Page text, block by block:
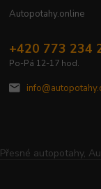
Autopotahy.online
+420 773 234
Po-Pá 12-17 hod.
Přesné autopotahy,